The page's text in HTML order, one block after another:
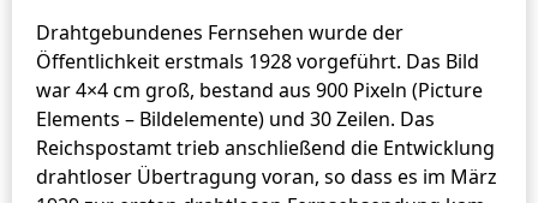
Drahtgebundenes Fernsehen wurde der
Öffentlichkeit erstmals 1928 vorgeführt. Das Bild
war 4×4 cm groß, bestand aus 900 Pixeln (Picture
Elements – Bildelemente) und 30 Zeilen. Das
Reichspostamt trieb anschließend die Entwicklung
drahtloser Übertragung voran, so dass es im März